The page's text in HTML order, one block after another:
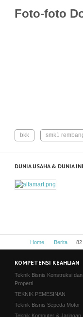
Foto-foto
bkk smk1
DUNIA USAHA & DUNIA
Home Berita 82
KOMPETENSI KEAHLIAN
Teknik Bisnis Konstruksi dan
Properti
TEKNIK PEMESINAN
Teknik Bisnis Sepeda Motor
Teknik Komputer & Jaringan